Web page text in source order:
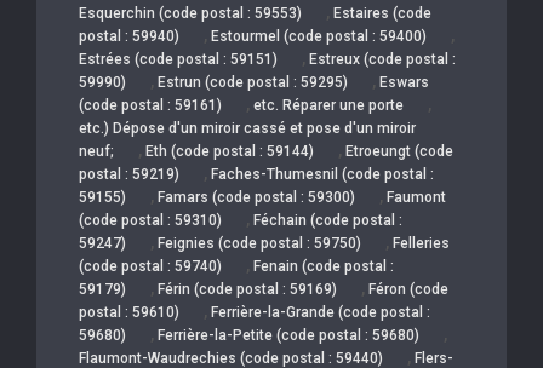
Esquerchin (code postal : 59553) , Estaires (code
postal : 59940)
, Estourmel (code postal : 59400) ,
Estrées (code postal : 59151) , Estreux (code postal :
59990)
, Estrun (code postal : 59295) , Eswars
(code postal : 59161)
, etc. Réparer une porte ,
etc.) Dépose d'un miroir cassé et pose d'un miroir
neuf;
, Eth (code postal : 59144) , Etroeungt (code
postal : 59219)
, Faches-Thumesnil (code postal :
59155)
, Famars (code postal : 59300) , Faumont
(code postal : 59310)
, Féchain (code postal :
59247)
, Feignies (code postal : 59750) , Felleries
(code postal : 59740)
, Fenain (code postal :
59179)
, Férin (code postal : 59169) , Féron (code
postal : 59610)
, Ferrière-la-Grande (code postal :
59680)
, Ferrière-la-Petite (code postal : 59680) ,
Flaumont-Waudrechies (code postal : 59440) , Flers-